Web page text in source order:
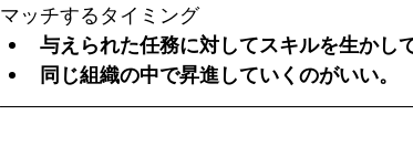
マッチするタイミング
与えられた任務に対してスキルを生かし
同じ組織の中で昇進していくのがいい。